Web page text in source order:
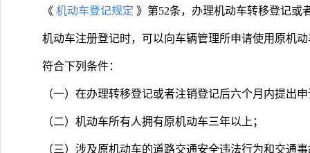
《 机动车登记规定 》第52条，办理机动车转移登记或
机动车注册登记时，可以向车辆管理所申请使用原机
符合下列条件：
（一）在办理转移登记或者注销登记后六个月内提出
（二）机动车所有人拥有原机动车三年以上；
（三）涉及原机动车的道路交通安全违法行为和交通